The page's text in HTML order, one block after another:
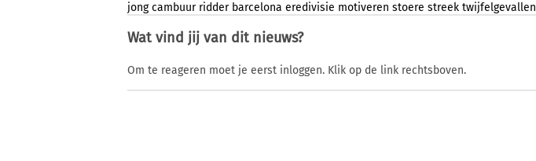
jong cambuur ridder barcelona eredivisie motiveren stoere streek twijfelgevallen
Wat vind jij van dit nieuws?
Om te reageren moet je eerst inloggen. Klik op de link rechtsboven.